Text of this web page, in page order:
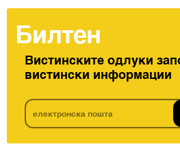
Билтен
Вистинските одлуки
вистински информации